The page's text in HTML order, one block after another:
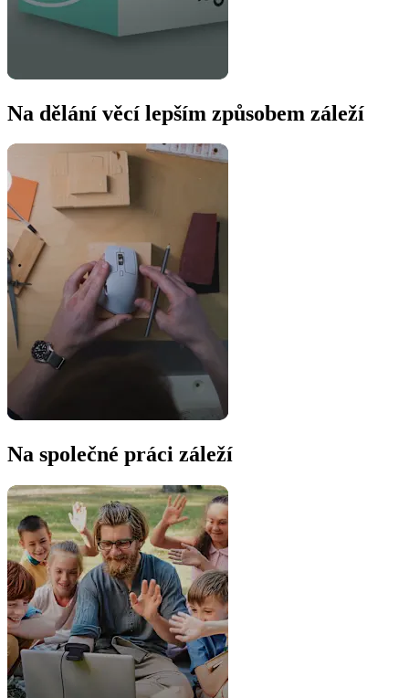
Na dělání věcí lepším způsobem záleží
Na společné práci záleží